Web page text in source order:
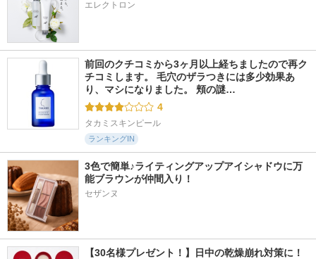
エレクトロン
前回のクチコミから3ヶ月以上経ちましたので再ク
チコミします。 毛穴のザラつきには多少効果あ
り、マシになりました。 頬の謎…
4
タカミスキンピール
ランキングIN
3色で簡単♪ライティングアップアイシャドウに万
能ブラウンが仲間入り！
セザンヌ
【30名様プレゼント！】日中の乾燥崩れ対策に！